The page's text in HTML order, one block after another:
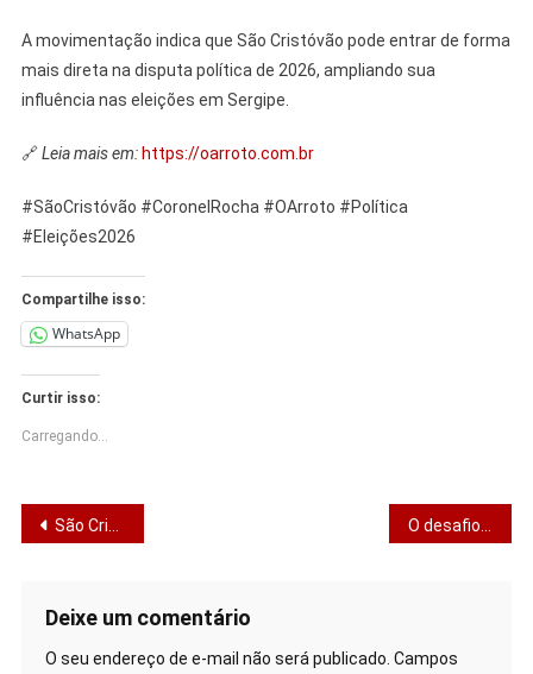
A movimentação indica que São Cristóvão pode entrar de forma
mais direta na disputa política de 2026, ampliando sua
influência nas eleições em Sergipe.
🔗Leia mais em: https://oarroto.com.br
#SãoCristóvão #CoronelRocha #OArroto #Política
#Eleições2026
Compartilhe isso:
WhatsApp
Curtir isso:
Carregando...
Navegação
Post
São Cristóvão terá candidatura própria ao Senado
Deixe um comentário
O seu endereço de e-mail não será publicado. Campos